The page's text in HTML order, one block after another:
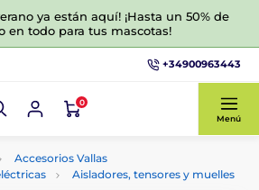
ya están aquí! ¡Hasta un 50% de
en todo para tus mascotas!
+34900963443
0
Menú
Accesorios Vallas
Aisladores, tensores y muelles